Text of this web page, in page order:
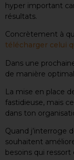
hyper important
résultats.
Concrètement à
télécharger celui
Dans une
de manière
La mise en place
fastidieuse, mais
dans ton
Quand j’interroge
souhaitent
besoins qui